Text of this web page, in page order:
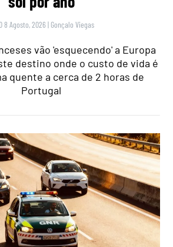
8 Agosto, 2026 | Gonçalo Viegas
vão 'esquecendo' a Europa
destino onde o custo de vida é
quente a cerca de 2 horas de
Portugal